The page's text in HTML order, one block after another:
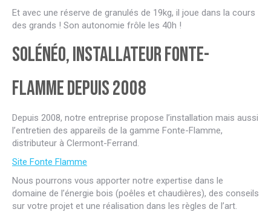
Et avec une réserve de granulés de 19kg, il joue dans la cours
des grands ! Son autonomie frôle les 40h !
Solénéo, installateur Fonte-
Flamme depuis 2008
Depuis 2008, notre entreprise propose l’installation mais aussi
l’entretien des appareils de la gamme Fonte-Flamme,
distributeur à Clermont-Ferrand.
Site Fonte Flamme
Nous pourrons vous apporter notre expertise dans le
domaine de l’énergie bois (poêles et chaudières), des conseils
sur votre projet et une réalisation dans les règles de l’art.